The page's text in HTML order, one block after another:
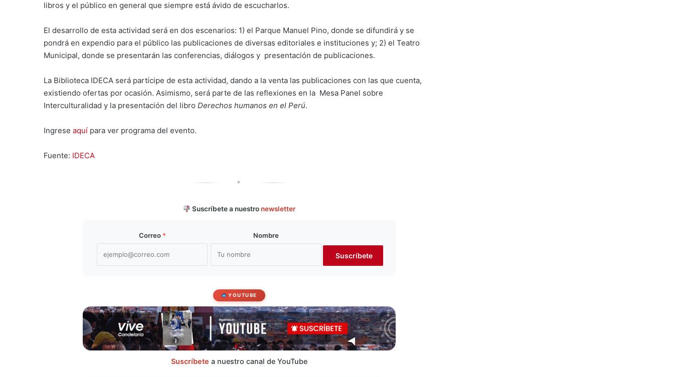
libros y el público en general que siempre está ávido de escucharlos.
El desarrollo de esta actividad será en dos escenarios: 1) el Parque Manuel Pino, donde se difundirá y se
pondrá en expendio para el público las publicaciones de diversas editoriales e instituciones y; 2) el Teatro
Municipal, donde se presentarán las conferencias, diálogos y presentación de publicaciones.
La Biblioteca IDECA será partícipe de esta actividad, dando a la venta las publicaciones con las que cuenta,
existiendo ofertas por ocasión. Asimismo, será parte de las reflexiones en la Mesa Panel sobre
Interculturalidad y la presentación del libro Derechos humanos en el Perú.
Ingrese aquí para ver programa del evento.
Fuente: IDECA
✦
Suscríbete a nuestro newsletter
Correo * Nombre
YOUTUBE
Suscríbete a nuestro canal de YouTube